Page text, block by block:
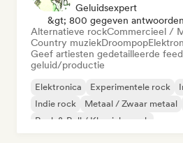
Geluidsexpert
&gt; 800 gegeven antwoorden
Alternatieve rockCommercieel /
Country muziekDroompop
Geef artiesten gedetailleerde
geluid/productie
Elektronica Experimentele rock
Indie rock
Metaal / Zwaar metaal
Rock & Roll / Klassieke rock